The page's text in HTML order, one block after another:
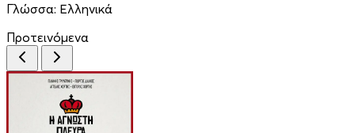
Γλώσσα: Ελληνικά
Προτεινόμενα